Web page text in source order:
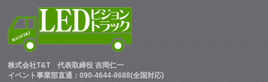
株式会社T&T 代表取締役 吉岡仁一
イベント事業部直通：090-4644-8688(全国対応)